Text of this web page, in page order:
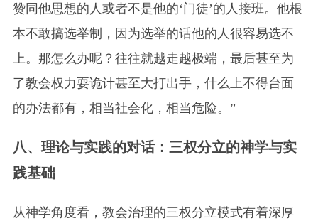
赞同他思想的人或者不是他的‘门徒’的人接班。他根
本不敢搞选举制，因为选举的话他的人很容易选不
上。那怎么办呢？往往就越走越极端，最后甚至为
了教会权力耍诡计甚至大打出手，什么上不得台面
的办法都有，相当社会化，相当危险。”
八、理论与实践的对话：三权分立的神学与实
践基础
从神学角度看，教会治理的三权分立模式有着深厚